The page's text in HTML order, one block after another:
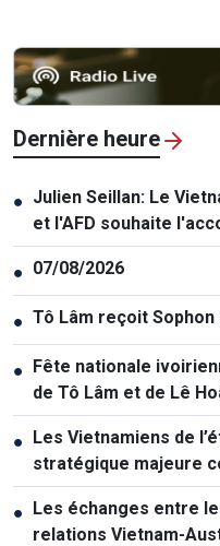
Dernière heure
● Julien Seillan: Le
et l'AFD souhaite
transition
● 07/08/2026
● Tô Lâm reçoit Sophon
● Fête nationale
de Tô Lâm et de Lê
● Les Vietnamiens de
stratégique majeure
la puissance nationale
● Les échanges entre
relations Vietnam-